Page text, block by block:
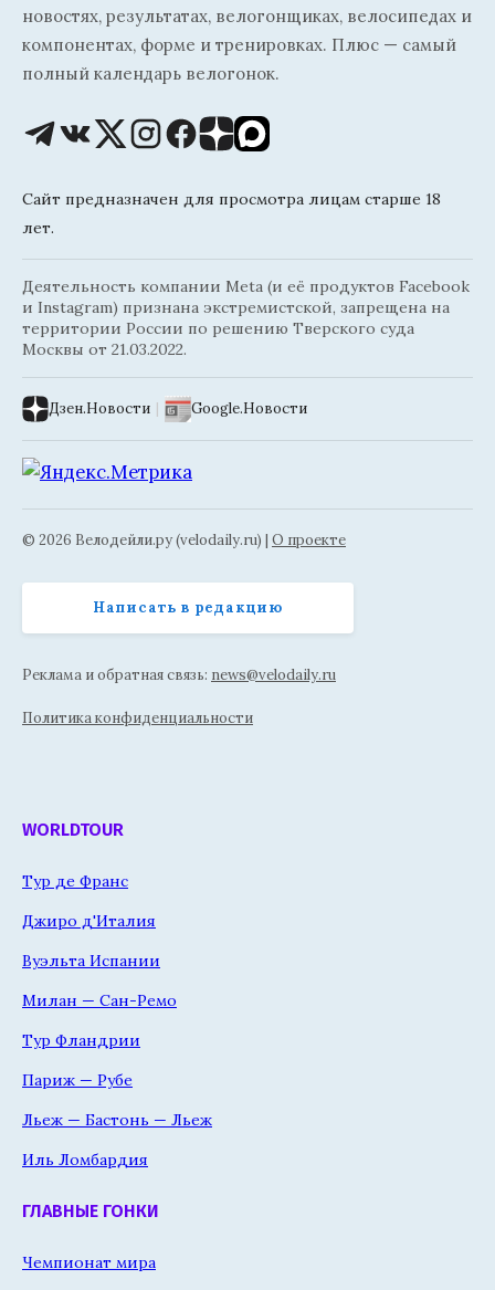
новостях, результатах, велогонщиках, велосипедах и
компонентах, форме и тренировках. Плюс — самый
полный календарь велогонок.
Сайт предназначен для просмотра лицам старше 18
лет.
Деятельность компании Meta (и её продуктов Facebook
и Instagram) признана экстремистской, запрещена на
территории России по решению Тверского суда
Москвы от 21.03.2022.
Дзен.Новости | Google.Новости
© 2026 Велодейли.ру (velodaily.ru) | О проекте
Написать в редакцию
Реклама и обратная связь: news@velodaily.ru
Политика конфиденциальности
WORLDTOUR
Тур де Франс
Джиро д'Италия
Вуэльта Испании
Милан — Сан-Ремо
Тур Фландрии
Париж — Рубе
Льеж — Бастонь — Льеж
Иль Ломбардия
ГЛАВНЫЕ ГОНКИ
Чемпионат мира